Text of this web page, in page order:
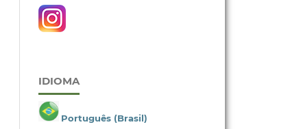
IDIOMA
Português (Brasil)